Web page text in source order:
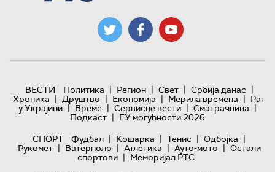
ВЕСТИ Политика | Регион | Свет | Србија данас |
Хроника | Друштво | Економија | Мерила времена | Рат
у Украјини | Време | Сервисне вести | Сматрачница |
Подкаст | ЕУ могућности 2026
СПОРТ
Фудбал | Кошарка | Тенис | Одбојка |
Рукомет | Ватерполо | Атлетика | Ауто-мото | Остали
спортови | Меморијал РТС